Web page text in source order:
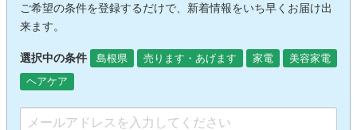
ご希望の条件を登録するだけで、新着情報をいち早くお届け出
来ます。
選択中の条件 島根県 売ります・あげます 家電
美容家電
ヘアケア